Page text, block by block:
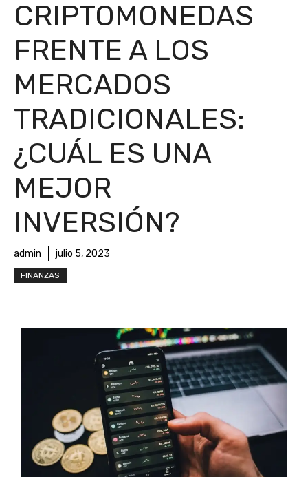
CRIPTOMONEDAS
FRENTE A LOS
MERCADOS
TRADICIONALES:
¿CUÁL ES UNA
MEJOR
INVERSIÓN?
admin julio 5, 2023
FINANZAS